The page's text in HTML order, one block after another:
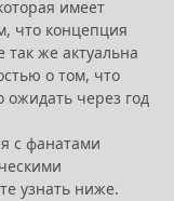
имеет
что концепция
так же актуальна
о том, что
через год
с фанатами
узнать ниже.